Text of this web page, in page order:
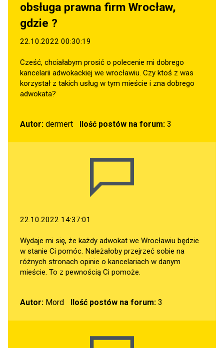
obsługa prawna firm Wrocław,
gdzie ?
22.10.2022 00:30:19
Cześć, chciałabym prosić o polecenie mi dobrego
kancelarii adwokackiej we wrocławiu. Czy ktoś z was
korzystał z takich usług w tym mieście i zna dobrego
adwokata?
Autor: dermert Ilość postów na forum:3
22.10.2022 14:37:01
Wydaje mi się, że każdy adwokat we Wrocławiu będzie
w stanie Ci pomóc. Należałoby przejrzeć sobie na
różnych stronach opinie o kancelariach w danym
mieście. To z pewnością Ci pomoże.
Autor: Mord Ilość postów na forum:3